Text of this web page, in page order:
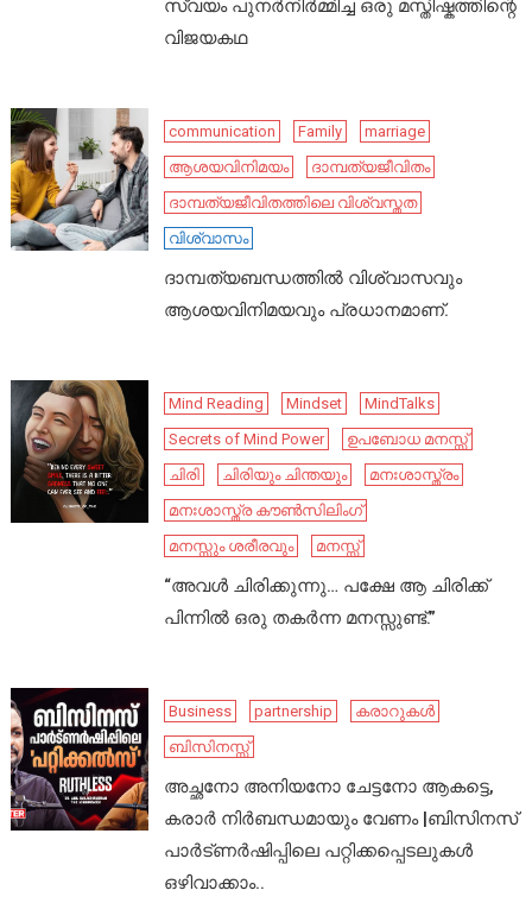
സ്വയം പുനർനിർമ്മിച്ച ഒരു മസ്തിഷ്കത്തിന്റെ
വിജയകഥ
communication Family
marriage
ആശയവിനിമയം
ദാമ്പത്യജീവിതം
ദാമ്പത്യജീവിതത്തിലെ വിശ്വസ്തത
വിശ്വാസം
ദാമ്പത്യബന്ധത്തിൽ വിശ്വാസവും
ആശയവിനിമയവും പ്രധാനമാണ്.
Mind Reading Mindset
MindTalks
Secrets of Mind Power
ഉപബോധ മനസ്സ്
ചിരി
ചിരിയും ചിന്തയും
മനഃശാസ്ത്രം
മനഃശാസ്ത്ര കൗൺസിലിംഗ്
മനസ്സും ശരീരവും
മനസ്സ്
“അവൾ ചിരിക്കുന്നു… പക്ഷേ ആ ചിരിക്ക്
പിന്നിൽ ഒരു തകർന്ന മനസ്സുണ്ട്.”
Business partnership
കരാറുകൾ
ബിസിനസ്സ്
അച്ഛനോ അനിയനോ ചേട്ടനോ ആകട്ടെ,
കരാർ നിർബന്ധമായും വേണം |ബിസിനസ്
പാർട്ണർഷിപ്പിലെ പറ്റിക്കപ്പെടലുകൾ
ഒഴിവാക്കാം..